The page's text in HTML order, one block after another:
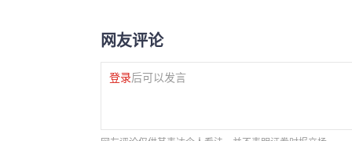
网友评论
登录后可以发言